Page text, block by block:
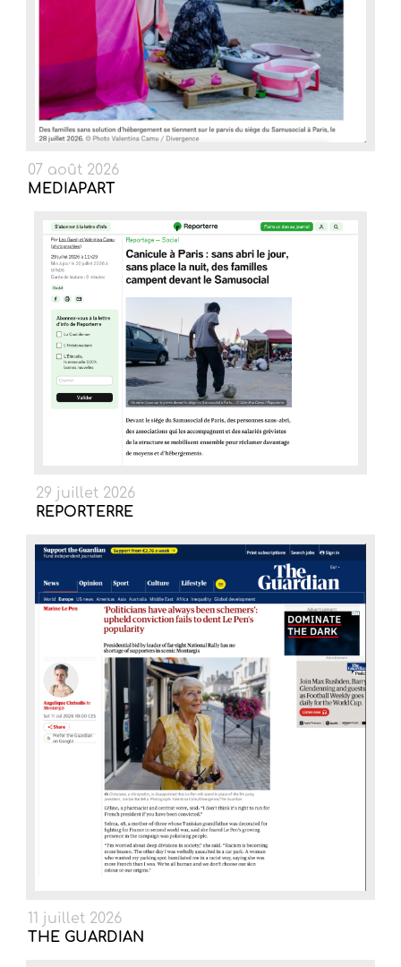
07 août 2026
MEDIAPART
29 juillet 2026
REPORTERRE
11 juillet 2026
THE GUARDIAN